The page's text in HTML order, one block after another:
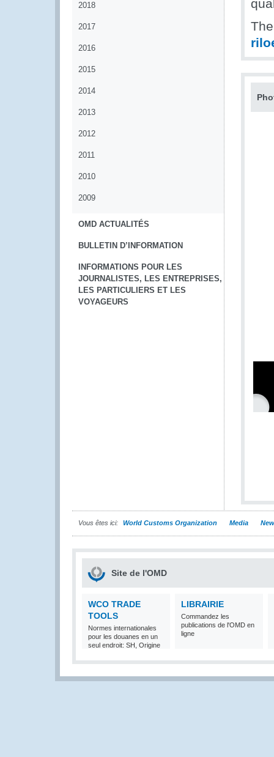
2018
2017
2016
2015
2014
2013
2012
2011
2010
2009
OMD ACTUALITÉS
BULLETIN D’INFORMATION
INFORMATIONS POUR LES
JOURNALISTES, LES ENTREPRISES,
LES PARTICULIERS ET LES
VOYAGEURS
Vous êtes ici: World Customs Organization Media
Site de l'OMD
WCO TRADE
TOOLS
Normes internationales
pour les douanes en un
seul endroit: SH, Origine
LIBRAIRIE
Commandez les
publications de l'OMD en
ligne